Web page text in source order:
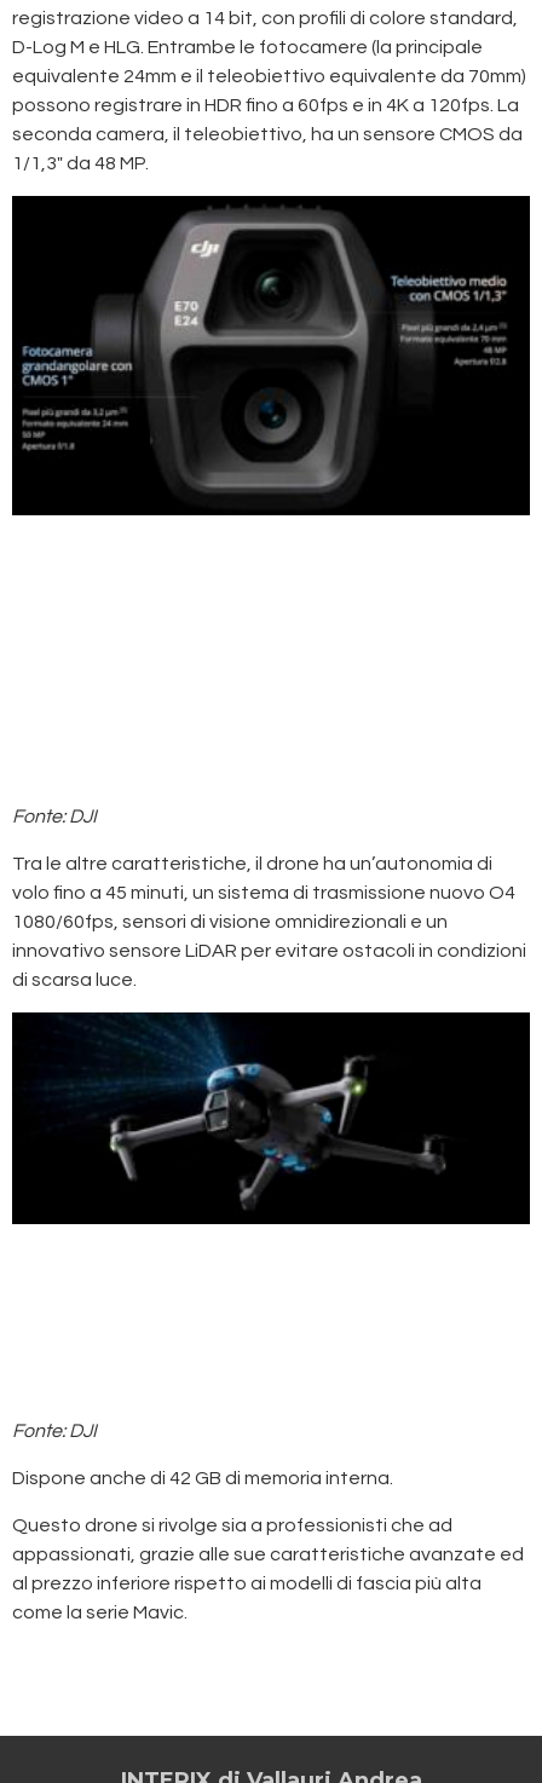
registrazione video a 14 bit, con profili di colore standard,
D-Log M e HLG. Entrambe le fotocamere (la principale
equivalente 24mm e il teleobiettivo equivalente da 70mm)
possono registrare in HDR fino a 60fps e in 4K a 120fps. La
seconda camera, il teleobiettivo, ha un sensore CMOS da
1/1,3″ da 48 MP.
Fonte: DJI
Tra le altre caratteristiche, il drone ha un’autonomia di
volo fino a 45 minuti, un sistema di trasmissione nuovo O4
1080/60fps, sensori di visione omnidirezionali e un
innovativo sensore LiDAR per evitare ostacoli in condizioni
di scarsa luce.
Fonte: DJI
Dispone anche di 42 GB di memoria interna.
Questo drone si rivolge sia a professionisti che ad
appassionati, grazie alle sue caratteristiche avanzate ed
al prezzo inferiore rispetto ai modelli di fascia più alta
come la serie Mavic​.